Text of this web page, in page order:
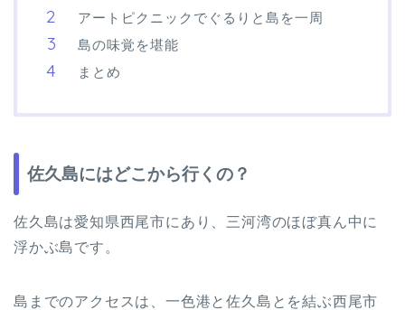
アートピクニックでぐるりと島を一周
島の味覚を堪能
まとめ
佐久島にはどこから行くの？
佐久島は愛知県西尾市にあり、三河湾のほぼ真ん中に
浮かぶ島です。
島までのアクセスは、一色港と佐久島とを結ぶ西尾市